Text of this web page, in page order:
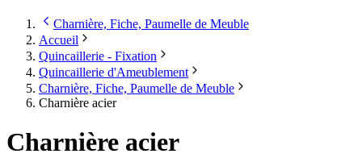
Charnière, Fiche, Paumelle de Meuble
Accueil
Quincaillerie - Fixation
Quincaillerie d'Ameublement
Charnière, Fiche, Paumelle de Meuble
Charnière acier
Charnière acier